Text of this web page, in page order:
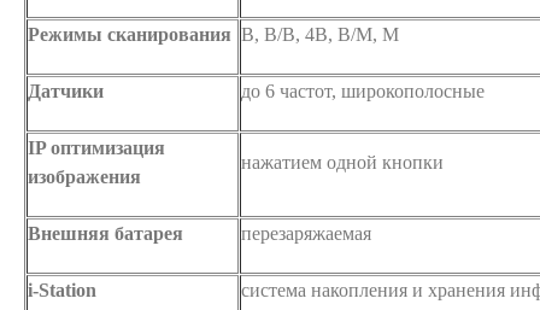
Режимы сканирования B, B/B, 4B, B/M, M
Датчики до 6 частот, широкополосные
IP оптимизация
изображения
нажатием одной кнопки
Внешняя батарея перезаряжаемая
i-Station система накопления и хранения